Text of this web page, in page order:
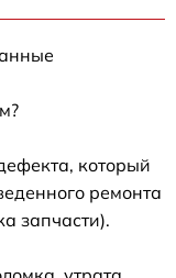
который
ремонта
запчасти).